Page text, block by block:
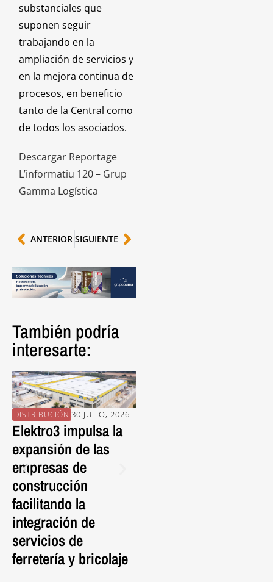
substanciales que
suponen seguir
trabajando en la
ampliación de servicios y
en la mejora continua de
procesos, en beneficio
tanto de la Central como
de todos los asociados.
Descargar Reportage
L’informatiu 120 – Grup
Gamma Logística
ANTERIOR SIGUIENTE
También podría
interesarte:
DISTRIBUCIÓN 30 JULIO, 2026
Elektro3 impulsa la
expansión de las
empresas de
construcción
facilitando la
integración de
servicios de
ferretería y bricolaje